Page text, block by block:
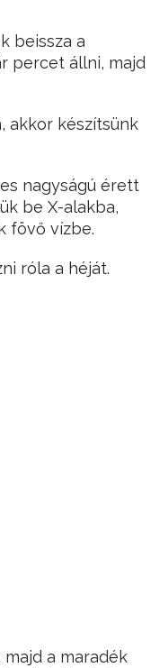
beissza a
percet állni, majd
akkor készítsünk
nagyságú érett
be X-alakba,
fövő vízbe.
róla a héját.
a maradék